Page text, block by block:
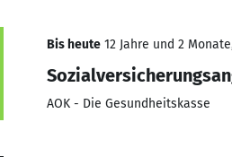
Bis heute 12 Jahre und 2
AOK - Die Gesundheitskasse